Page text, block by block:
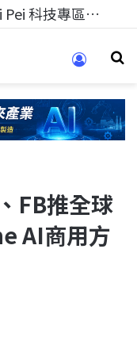
技專區!
FB推全球
AI商用方